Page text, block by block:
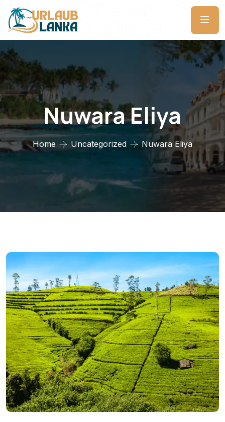
Nuwara Eliya
Home Uncategorized Nuwara Eliya